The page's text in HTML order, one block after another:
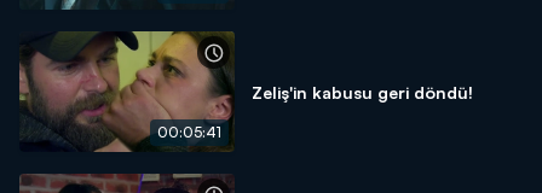
00:05:41
Zeliş'in kabusu geri döndü!